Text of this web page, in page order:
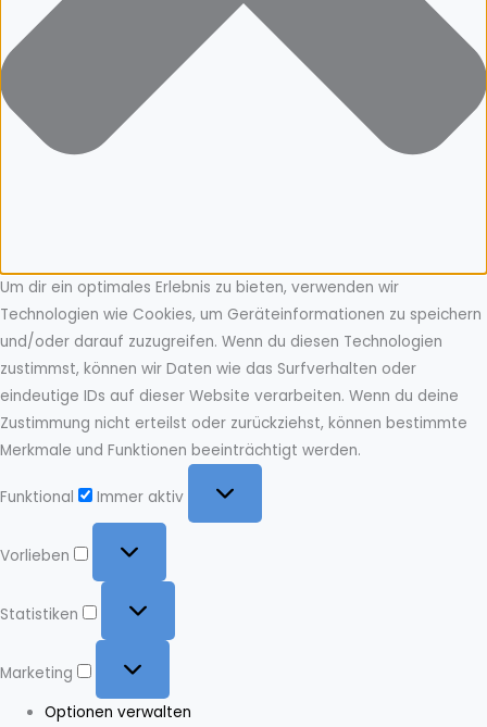
Um dir ein optimales Erlebnis zu bieten, verwenden wir
Technologien wie Cookies, um Geräteinformationen zu speichern
und/oder darauf zuzugreifen. Wenn du diesen Technologien
zustimmst, können wir Daten wie das Surfverhalten oder
eindeutige IDs auf dieser Website verarbeiten. Wenn du deine
Zustimmung nicht erteilst oder zurückziehst, können bestimmte
Merkmale und Funktionen beeinträchtigt werden.
Funktional
Immer aktiv
Vorlieben
Statistiken
Marketing
Optionen verwalten